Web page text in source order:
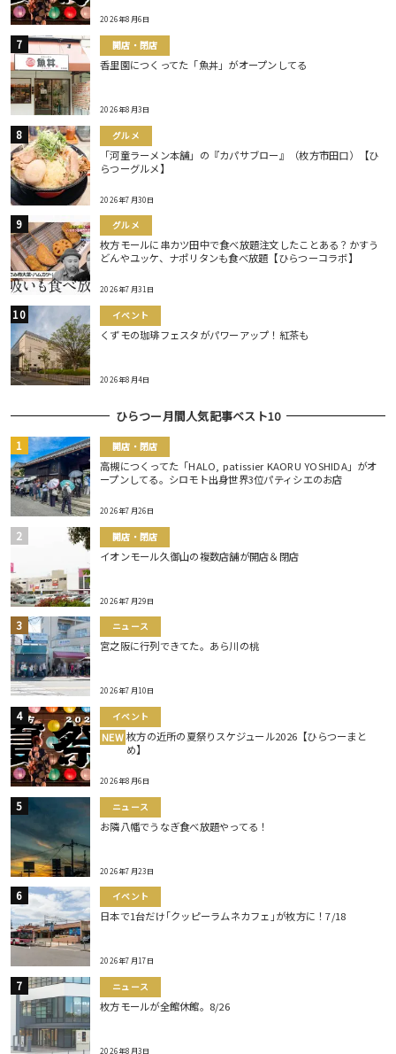
2026年8月6日
開店・閉店
香里園につくってた「魚丼」がオープンしてる
2026年8月3日
グルメ
「河童ラーメン本舗」の『カパサブロー』（枚方市田口）【ひ
らつーグルメ】
2026年7月30日
グルメ
枚方モールに串カツ田中で食べ放題注文したことある？かすう
どんやユッケ、ナポリタンも食べ放題【ひらつーコラボ】
2026年7月31日
イベント
くずモの珈琲フェスタがパワーアップ！紅茶も
2026年8月4日
ひらつー月間人気記事ベスト10
開店・閉店
高槻につくってた「HALO, patissier KAORU YOSHIDA」がオ
ープンしてる。シロモト出身世界3位パティシエのお店
2026年7月26日
開店・閉店
イオンモール久御山の複数店舗が開店＆閉店
2026年7月29日
ニュース
宮之阪に行列できてた。あら川の桃
2026年7月10日
イベント
NEW 枚方の近所の夏祭りスケジュール2026【ひらつーまと
め】
2026年8月6日
ニュース
お隣八幡でうなぎ食べ放題やってる！
2026年7月23日
イベント
日本で1台だけ｢クッピーラムネカフェ｣が枚方に！7/18
2026年7月17日
ニュース
枚方モールが全館休館。8/26
2026年8月3日